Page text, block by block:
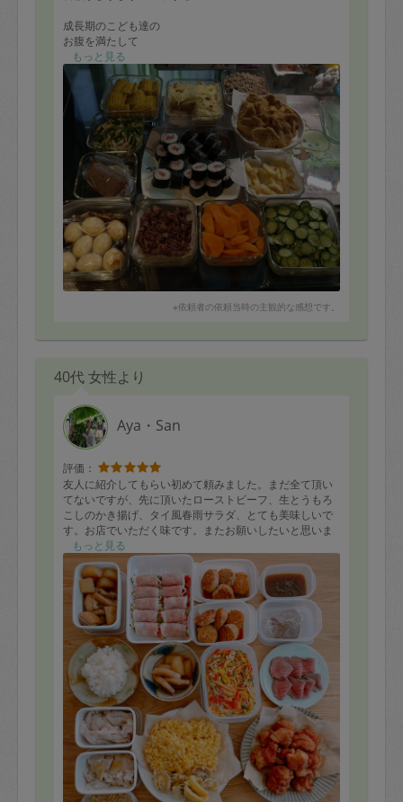
成長期のこども達の
お腹を満たして
くださって
本当に助かります！
暑い日が続きますが(^-^;
これからもよろしく
お願いいたします！
もっと見る
※依頼者の依頼当時の主観的な感想です。
40代 女性より
Aya・San
評価：
友人に紹介してもらい初めて頼みました。まだ全て頂い
てないですが、先に頂いたローストビーフ、生とうもろ
こしのかき揚げ、タイ風春雨サラダ、とても美味しいで
す。お店でいただく味です。またお願いしたいと思いま
す。ご馳走さまでした。
・鶏の唐揚げ
・ローストビーフ(和風ソース)
・カオマンガイ(低温調理・鶏出汁ご飯)
・角煮の大根添え
・野菜たっぷり照り焼きつくね
・生トウモロコシのかき揚げ
・夏野菜の肉巻き
・タイ風春雨サラダ
もっと見る